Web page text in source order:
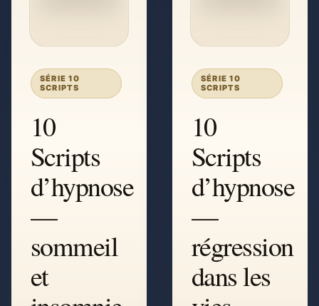
SÉRIE 10
SCRIPTS
10
Scripts
d’hypnose
—
sommeil
et
SÉRIE 10
SCRIPTS
10
Scripts
d’hypnose
—
régression
dans les